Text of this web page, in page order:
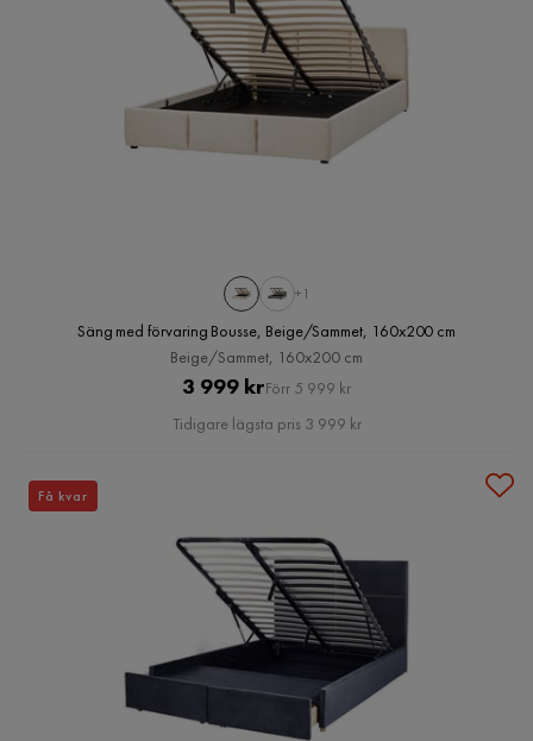
+1
Säng med förvaring Bousse, Beige/Sammet, 160x200 cm
Beige/Sammet, 160x200 cm
Pris
3 999 krOriginal
Pris
Förr 5 999 kr
Tidigare lägsta pris 3 999 kr
Få kvar